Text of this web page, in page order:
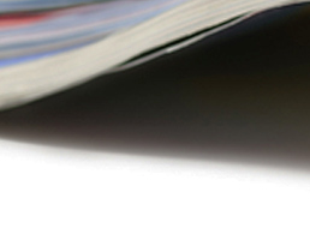
石川の大豆
青果市場臨時休開市日程
中古農機お取引条件